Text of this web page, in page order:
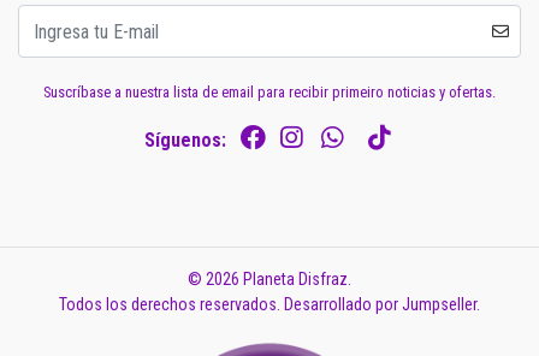
Suscríbase a nuestra lista de email para recibir primeiro noticias y ofertas.
Síguenos:
© 2026 Planeta Disfraz.
Todos los derechos reservados. Desarrollado por Jumpseller.